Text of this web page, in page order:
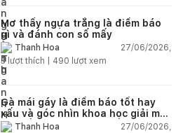
Mơ thấy ngựa trắng là điềm báo
gì và đánh con số mấy
Thanh Hoa
27/06/2026,
3lượt thích | 490 lượt xem
Gà mái gáy là điềm báo tốt hay
xấu và góc nhìn khoa học giải mã
chi tiết
Thanh Hoa
27/06/2026,